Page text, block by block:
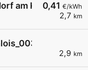
0,41 €/kWh
2,7 km
am Kamp
2,9 km
öffentlich